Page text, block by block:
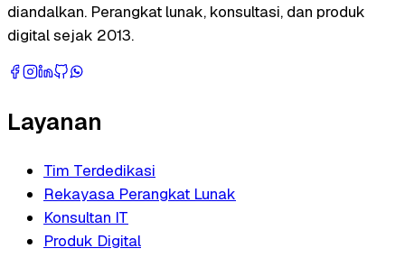
diandalkan. Perangkat lunak, konsultasi, dan produk
digital sejak 2013.
Layanan
Tim Terdedikasi
Rekayasa Perangkat Lunak
Konsultan IT
Produk Digital